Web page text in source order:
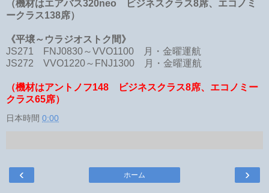
（機材はエアバス320neo ビジネスクラス8席、エコノミ
ークラス138席）
《平壌～ウラジオストク間》
JS271 FNJ0830～VVO1100 月・金曜運航
JS272 VVO1220～FNJ1300 月・金曜運航
（機材はアントノフ148 ビジネスクラス8席、 エコノミー
クラス65席）
日本時間 0:00
‹ ›
ホーム